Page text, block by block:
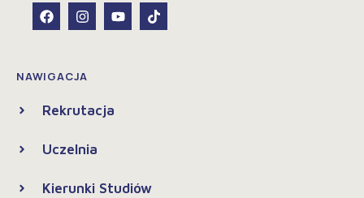
NAWIGACJA
Rekrutacja
Uczelnia
Kierunki Studiów